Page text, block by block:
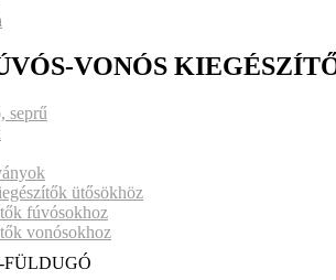
VONÓS
seprű
ütősökhöz
fúvósokhoz
vonósokhoz